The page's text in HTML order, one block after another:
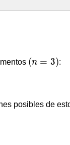
(n = 3)
( :
posibles de